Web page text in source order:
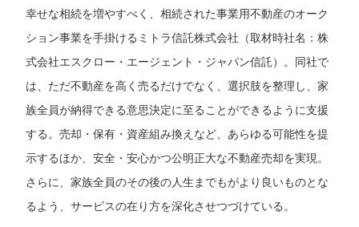
幸せな相続を増やすべく、相続された事業用不動産のオーク
ション事業を手掛けるミトラ信託株式会社（取材時社名：株
式会社エスクロー・エージェント・ジャパン信託）。同社で
は、ただ不動産を高く売るだけでなく、選択肢を整理し、家
族全員が納得できる意思決定に至ることができるように支援
する。売却・保有・資産組み換えなど、あらゆる可能性を提
示するほか、安全・安心かつ公明正大な不動産売却を実現。
さらに、家族全員のその後の人生までもがより良いものとな
るよう、サービスの在り方を深化させつづけている。